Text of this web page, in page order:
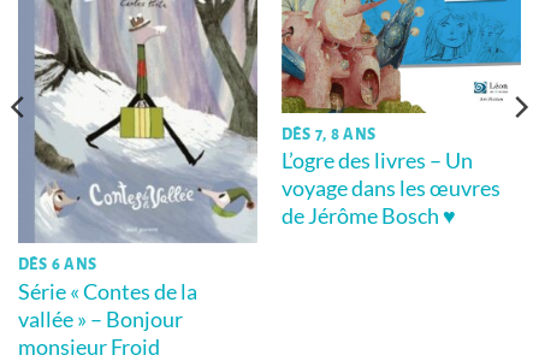
DÈS 6 ANS
Série « Contes de la
vallée » – Bonjour
monsieur Froid
DÈS 7, 8 ANS
L’ogre des livres – Un
voyage dans les œuvres
de Jérôme Bosch ♥